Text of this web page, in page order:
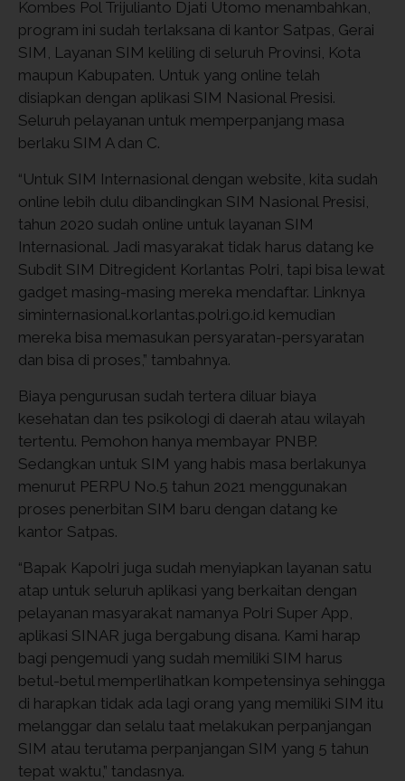
Kombes Pol Trijulianto Djati Utomo menambahkan,
program ini sudah terlaksana di kantor Satpas, Gerai
SIM, Layanan SIM keliling di seluruh Provinsi, Kota
maupun Kabupaten. Untuk yang online telah
disiapkan dengan aplikasi SIM Nasional Presisi.
Seluruh pelayanan untuk memperpanjang masa
berlaku SIM A dan C.
“Untuk SIM Internasional dengan website, kita sudah
online lebih dulu dibandingkan SIM Nasional Presisi,
tahun 2020 sudah online untuk layanan SIM
Internasional. Jadi masyarakat tidak harus datang ke
Subdit SIM Ditregident Korlantas Polri, tapi bisa lewat
gadget masing-masing mereka mendaftar. Linknya
siminternasional.korlantas.polri.go.id kemudian
mereka bisa memasukan persyaratan-persyaratan
dan bisa di proses,” tambahnya.
Biaya pengurusan sudah tertera diluar biaya
kesehatan dan tes psikologi di daerah atau wilayah
tertentu. Pemohon hanya membayar PNBP.
Sedangkan untuk SIM yang habis masa berlakunya
menurut PERPU No.5 tahun 2021 menggunakan
proses penerbitan SIM baru dengan datang ke
kantor Satpas.
“Bapak Kapolri juga sudah menyiapkan layanan satu
atap untuk seluruh aplikasi yang berkaitan dengan
pelayanan masyarakat namanya Polri Super App,
aplikasi SINAR juga bergabung disana. Kami harap
bagi pengemudi yang sudah memiliki SIM harus
betul-betul memperlihatkan kompetensinya sehingga
di harapkan tidak ada lagi orang yang memiliki SIM itu
melanggar dan selalu taat melakukan perpanjangan
SIM atau terutama perpanjangan SIM yang 5 tahun
tepat waktu,” tandasnya.